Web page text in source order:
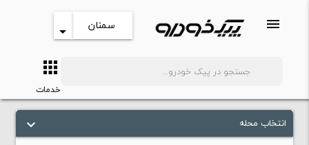
menu سمنان arrow_drop_down
apps
خدمات
keyboard_arrow_down انتخاب محله